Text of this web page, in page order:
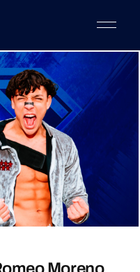
Moreno